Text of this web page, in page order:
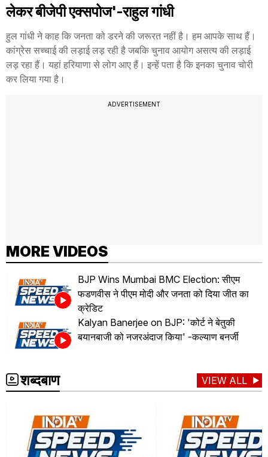
लेकर बीजेपी एक्सपोज'-राहुल गांधी
हुल गांधी ने काह कि जनता को डरने की जरूरत नहीं है। हम आपके साथ हैं।
कांग्रेस सच्चाई की लड़ाई लड़ रही है जबकि चुनाव आयोग असत्य की लड़ाई
लड़ रहा हैं। यहां हरियाणा से लोग आए हैं। इन्हें पता है कि इनका चुनाव चोरी
कर लिया गया है।
ADVERTISEMENT
MORE VIDEOS
BJP Wins Mumbai BMC Election: सीएम
फडणवीस ने पीएम मोदी और जनता को दिया जीत का
क्रेडिट
Kalyan Banerjee on BJP: 'कोर्ट ने बेतुकी
बयानबाजी को नजरअंदाज किया' -कल्याण बनर्जी
शब्दबाण VIEW ALL